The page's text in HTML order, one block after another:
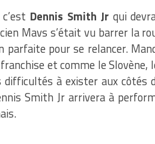
Dennis Smith Jrqui
Mavs s’était vu barrer la
parfaite pour se relancer.
et comme le Slovène,
difficultés à exister aux côtés
Smith Jr arrivera à